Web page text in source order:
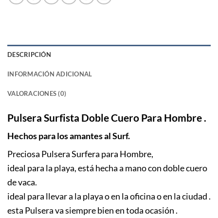
DESCRIPCIÓN
INFORMACIÓN ADICIONAL
VALORACIONES (0)
Pulsera Surfista Doble Cuero Para Hombre .
Hechos paralos amantes al Surf.
Preciosa Pulsera Surfera para Hombre,
ideal para la playa, está hecha a mano con doble cuero
de vaca.
ideal para llevar a la playa o en la oficina o en la ciudad .
esta Pulsera va siempre bien en toda ocasión .